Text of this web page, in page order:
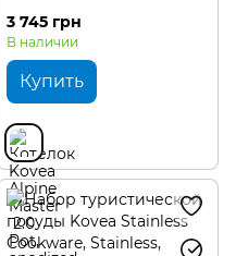
3 745 грн
В наличии
Купить